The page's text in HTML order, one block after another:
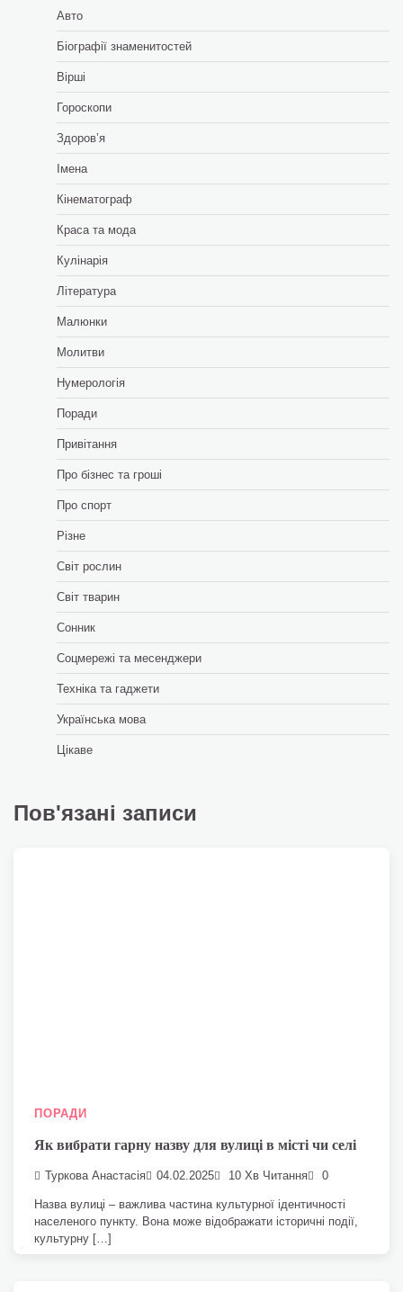
Авто
Біографії знаменитостей
Вірші
Гороскопи
Здоровʼя
Імена
Кінематограф
Краса та мода
Кулінарія
Література
Малюнки
Молитви
Нумерологія
Поради
Привітання
Про бізнес та гроші
Про спорт
Різне
Світ рослин
Світ тварин
Сонник
Соцмережі та месенджери
Техніка та гаджети
Українська мова
Цікаве
Пов'язані записи
ПОРАДИ
Як вибрати гарну назву для вулиці в місті чи селі
Туркова Анастасія 04.02.2025 10 Хв Читання 0
Назва вулиці – важлива частина культурної ідентичності
населеного пункту. Вона може відображати історичні події,
культурну […]